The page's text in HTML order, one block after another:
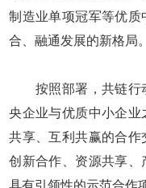
制造业单项冠军等优
合、融通发展的新格局。
按照部署，共链行
央企业与优质中小企
共享、互利共赢的合作
创新合作、资源共享
具有引领性的示范合作